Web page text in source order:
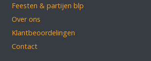
Feesten & partijen blp
Over ons
Klantbeoordelingen
Contact